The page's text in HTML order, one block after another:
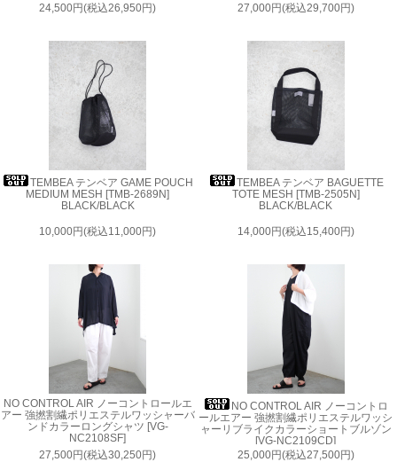
24,500円(税込26,950円) 27,000円(税込29,700円)
TEMBEA テンベア GAME POUCH
MEDIUM MESH [TMB-2689N]
BLACK/BLACK
10,000円(税込11,000円)
TEMBEA テンベア BAGUETTE
TOTE MESH [TMB-2505N]
BLACK/BLACK
14,000円(税込15,400円)
NO CONTROL AIR ノーコントロールエ
アー 強撚割繊ポリエステルワッシャーバ
ンドカラーロングシャツ [VG-
NC2108SF]
27,500円(税込30,250円)
NO CONTROL AIR ノーコントロ
ールエアー 強撚割繊ポリエステルワッシ
ャーリブライクカラーショートブルゾン
[VG-NC2109CD]
25,000円(税込27,500円)